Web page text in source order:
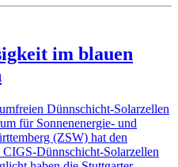
im blauen
Dünnschicht-Solarzellen
für Sonnenenergie- und
(ZSW) hat den
Dünnschicht-Solarzellen